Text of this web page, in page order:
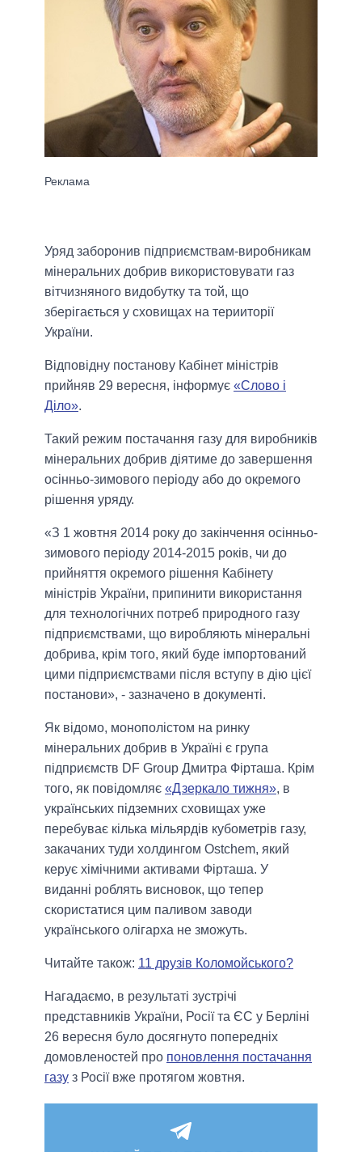
Уряд заборонив підприємствам-виробникам
мінеральних добрив використовувати газ
вітчизняного видобутку та той, що
зберігається у сховищах на терииторії
України.
Відповідну постанову Кабінет міністрів
прийняв 29 вересня, інформує «Слово і
Діло».
Такий режим постачання газу для виробників
мінеральних добрив діятиме до завершення
осінньо-зимового періоду або до окремого
рішення уряду.
«З 1 жовтня 2014 року до закінчення осінньо-
зимового періоду 2014-2015 років, чи до
прийняття окремого рішення Кабінету
міністрів України, припинити використання
для технологічних потреб природного газу
підприємствами, що виробляють мінеральні
добрива, крім того, який буде імпортований
цими підприємствами після вступу в дію цієї
постанови», - зазначено в документі.
Як відомо, монополістом на ринку
мінеральних добрив в Україні є група
підприємств DF Group Дмитра Фірташа. Крім
того, як повідомляє «Дзеркало тижня», в
українських підземних сховищах уже
перебуває кілька мільярдів кубометрів газу,
закачаних туди холдингом Ostchem, який
керує хімічними активами Фірташа. У
виданні роблять висновок, що тепер
скористатися цим паливом заводи
українського олігарха не зможуть.
Читайте також: 11 друзів Коломойського?
Нагадаємо, в результаті зустрічі
представників України, Росії та ЄС у Берліні
26 вересня було досягнуто попередніх
домовленостей про поновлення постачання
газу з Росії вже протягом жовтня.